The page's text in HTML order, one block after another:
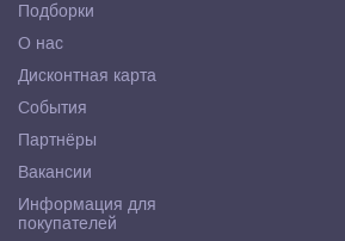
Подборки
О нас
Дисконтная карта
События
Партнёры
Вакансии
Информация для
покупателей